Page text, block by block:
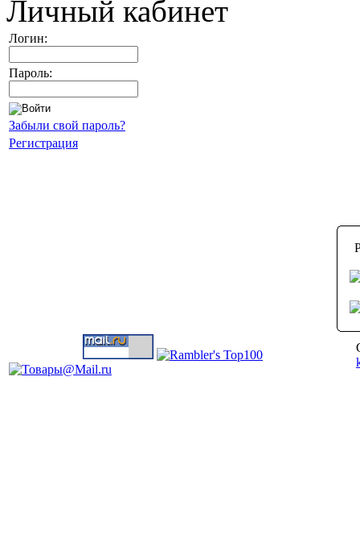
Личный кабинет
Логин:
Пароль:
Забыли свой пароль?
Регистрация